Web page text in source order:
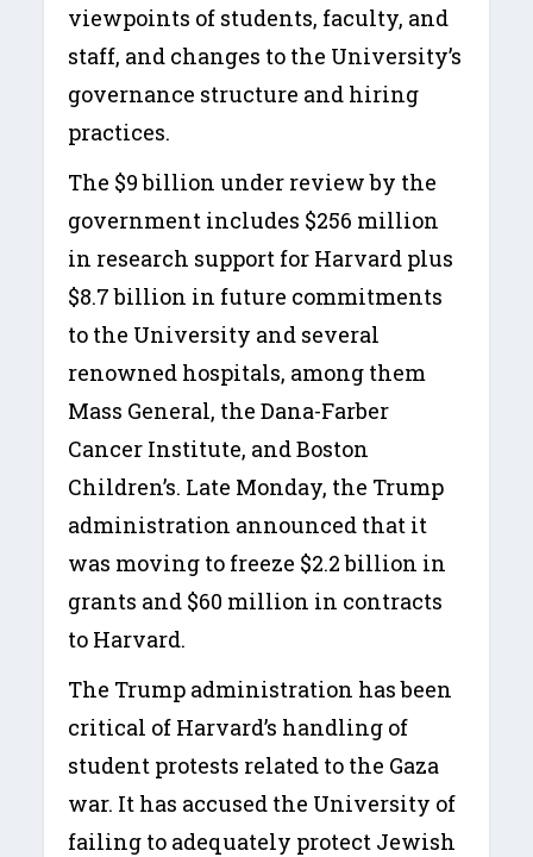
viewpoints of students, faculty, and
staff, and changes to the University’s
governance structure and hiring
practices.
The $9 billion under review by the
government includes $256 million
in research support for Harvard plus
$8.7 billion in future commitments
to the University and several
renowned hospitals, among them
Mass General, the Dana-Farber
Cancer Institute, and Boston
Children’s. Late Monday, the Trump
administration announced that it
was moving to freeze $2.2 billion in
grants and $60 million in contracts
to Harvard.
The Trump administration has been
critical of Harvard’s handling of
student protests related to the Gaza
war. It has accused the University of
failing to adequately protect Jewish